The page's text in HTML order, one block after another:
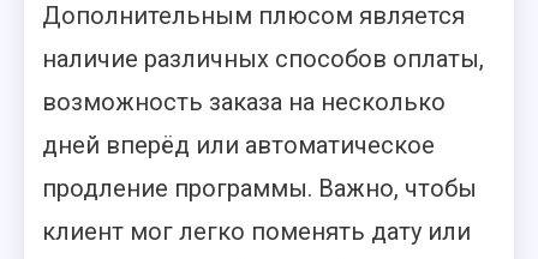
Дополнительным плюсом является
наличие различных способов оплаты,
возможность заказа на несколько
дней вперёд или автоматическое
продление программы. Важно, чтобы
клиент мог легко поменять дату или